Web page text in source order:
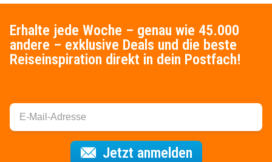
Erhalte jede Woche – genau wie 45.000
andere – exklusive Deals und die beste
Reiseinspiration direkt in dein Postfach!
Jetzt anmeldenFür den